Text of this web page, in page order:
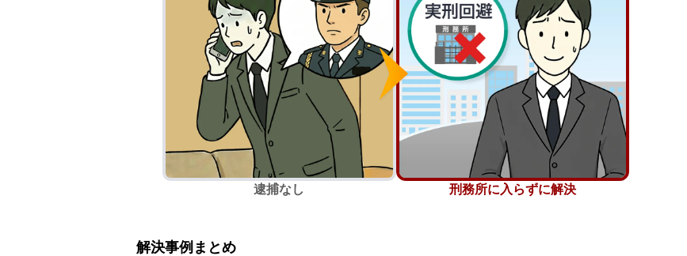
逮捕なし 刑務所に入らずに解決
解決事例まとめ